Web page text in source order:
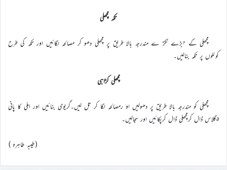
تکہ مچھلی
مچھلی کے ۲بڑے ٹکڑ ے مندرجہ بالا طریق پر مچھلی دھو کر مصالحہ لگائیں اور تکہ کی طرح
کوئلوں پر تکہ بنالیں۔
مچھلی کڑاہی
مچھلی کو مندرجہ بالا طریق پر دھولیں او رمصالحہ لگا کر تل لیں۔گریوی بنائیں اور املی کا پانی
۵گلاس ڈال کرمچھلی ڈال کرپکائیں اور سجالیں۔
(طیبہ طاہرہ )